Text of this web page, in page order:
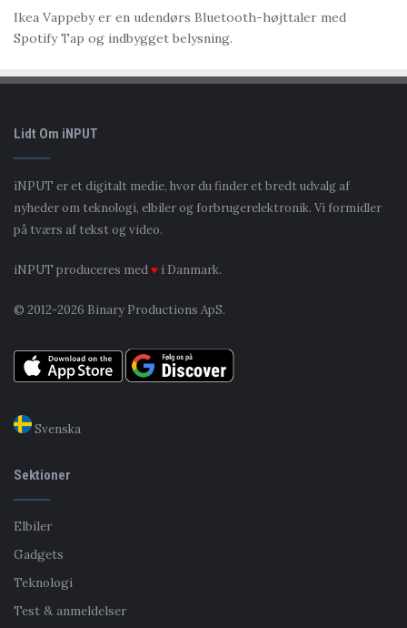
Ikea Vappeby er en udendørs Bluetooth-højttaler med
Spotify Tap og indbygget belysning.
Lidt Om iNPUT
iNPUT er et digitalt medie, hvor du finder et bredt udvalg af
nyheder om teknologi, elbiler og forbrugerelektronik. Vi formidler
på tværs af tekst og video.
iNPUT produceres med♥ i Danmark.
© 2012-2026 Binary Productions ApS.
Svenska
Sektioner
Elbiler
Gadgets
Teknologi
Test & anmeldelser